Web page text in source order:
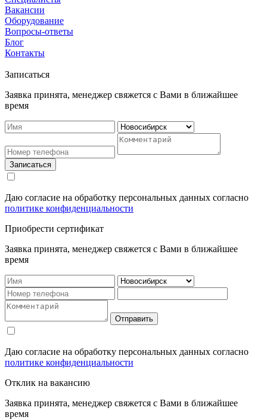
Вакансии
Оборудование
Вопросы-ответы
Блог
Контакты
Записаться
Заявка принята, менеджер свяжется с Вами в ближайшее
время
Записаться
Даю согласие на обработку персональных данных согласно
политике конфиденциальности
Приобрести сертификат
Заявка принята, менеджер свяжется с Вами в ближайшее
время
Отправить
Даю согласие на обработку персональных данных согласно
политике конфиденциальности
Отклик на вакансию
Заявка принята, менеджер свяжется с Вами в ближайшее
время